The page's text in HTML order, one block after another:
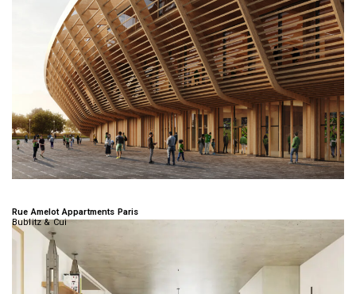
Rue Amelot Appartments Paris
Bublitz & Cui